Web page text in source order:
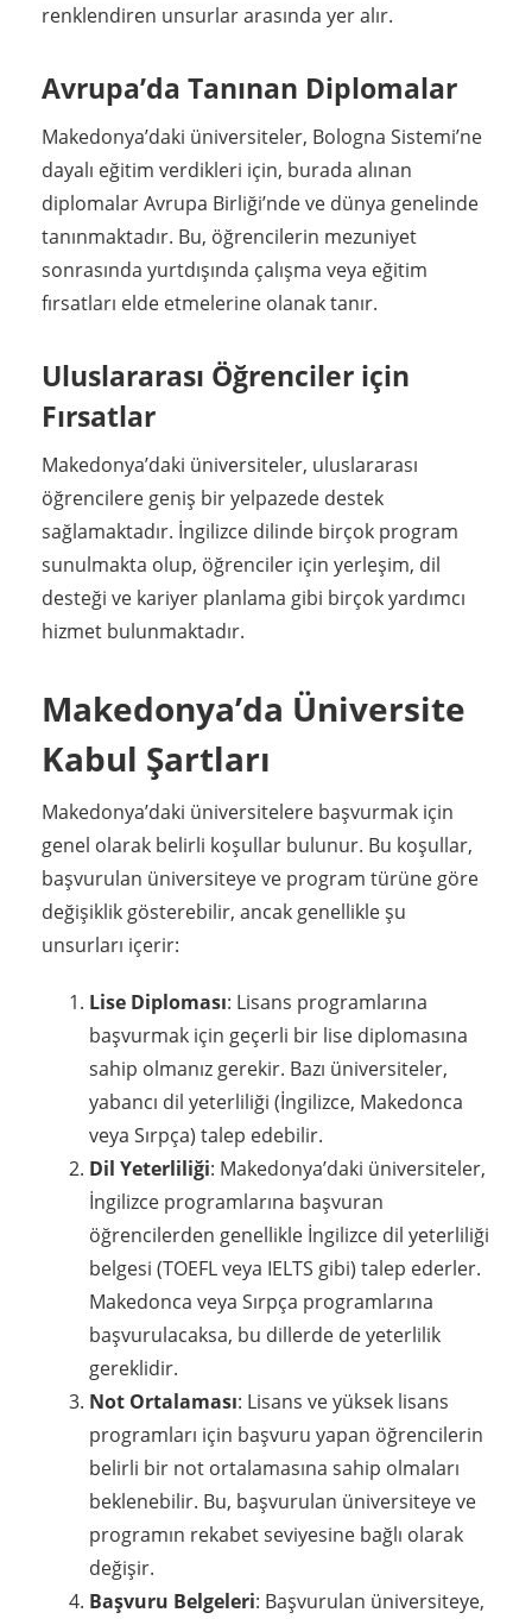
renklendiren unsurlar arasında yer alır.
Avrupa’da Tanınan Diplomalar
Makedonya’daki üniversiteler, Bologna Sistemi’ne
dayalı eğitim verdikleri için, burada alınan
diplomalar Avrupa Birliği’nde ve dünya genelinde
tanınmaktadır. Bu, öğrencilerin mezuniyet
sonrasında yurtdışında çalışma veya eğitim
fırsatları elde etmelerine olanak tanır.
Uluslararası Öğrenciler için
Fırsatlar
Makedonya’daki üniversiteler, uluslararası
öğrencilere geniş bir yelpazede destek
sağlamaktadır. İngilizce dilinde birçok program
sunulmakta olup, öğrenciler için yerleşim, dil
desteği ve kariyer planlama gibi birçok yardımcı
hizmet bulunmaktadır.
Makedonya’da Üniversite
Kabul Şartları
Makedonya’daki üniversitelere başvurmak için
genel olarak belirli koşullar bulunur. Bu koşullar,
başvurulan üniversiteye ve program türüne göre
değişiklik gösterebilir, ancak genellikle şu
unsurları içerir:
Lise Diploması: Lisans programlarına
başvurmak için geçerli bir lise diplomasına
sahip olmanız gerekir. Bazı üniversiteler,
yabancı dil yeterliliği (İngilizce, Makedonca
veya Sırpça) talep edebilir.
Dil Yeterliliği: Makedonya’daki üniversiteler,
İngilizce programlarına başvuran
öğrencilerden genellikle İngilizce dil yeterliliği
belgesi (TOEFL veya IELTS gibi) talep ederler.
Makedonca veya Sırpça programlarına
başvurulacaksa, bu dillerde de yeterlilik
gereklidir.
Not Ortalaması: Lisans ve yüksek lisans
programları için başvuru yapan öğrencilerin
belirli bir not ortalamasına sahip olmaları
beklenebilir. Bu, başvurulan üniversiteye ve
programın rekabet seviyesine bağlı olarak
değişir.
Başvuru Belgeleri: Başvurulan üniversiteye,